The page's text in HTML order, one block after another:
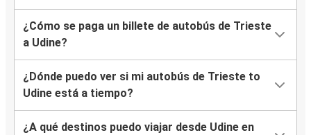
¿Cómo se paga un billete de autobús de Trieste
a Udine?
¿Dónde puedo ver si mi autobús de Trieste to
Udine está a tiempo?
¿A qué destinos puedo viajar desde Udine en